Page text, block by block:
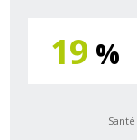
19 %
Santé